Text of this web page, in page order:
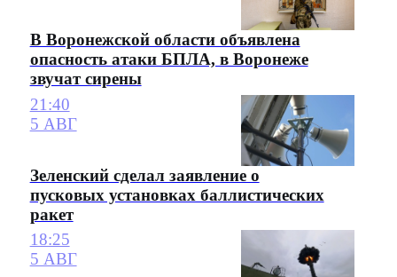
В Воронежской области объявлена
опасность атаки БПЛА, в Воронеже
звучат сирены
21:40
5 АВГ
Зеленский сделал заявление о
пусковых установках баллистических
ракет
18:25
5 АВГ